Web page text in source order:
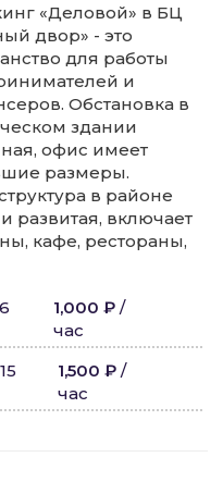
«Деловой» в БЦ
двор» - это
для работы
и
Обстановка в
здании
офис имеет
размеры.
в районе
развитая, включает
кафе, рестораны,
1,000 ₽ /
час
1,500 ₽ /
час